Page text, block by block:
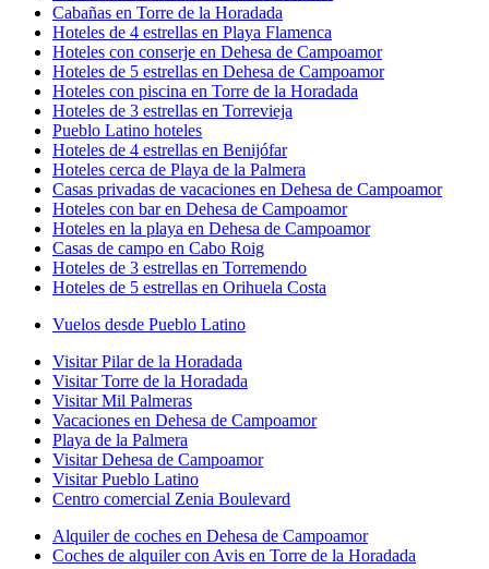
Cabañas en Torre de la Horadada
Hoteles de 4 estrellas en Playa Flamenca
Hoteles con conserje en Dehesa de Campoamor
Hoteles de 5 estrellas en Dehesa de Campoamor
Hoteles con piscina en Torre de la Horadada
Hoteles de 3 estrellas en Torrevieja
Pueblo Latino hoteles
Hoteles de 4 estrellas en Benijófar
Hoteles cerca de Playa de la Palmera
Casas privadas de vacaciones en Dehesa de Campoamor
Hoteles con bar en Dehesa de Campoamor
Hoteles en la playa en Dehesa de Campoamor
Casas de campo en Cabo Roig
Hoteles de 3 estrellas en Torremendo
Hoteles de 5 estrellas en Orihuela Costa
Vuelos desde Pueblo Latino
Visitar Pilar de la Horadada
Visitar Torre de la Horadada
Visitar Mil Palmeras
Vacaciones en Dehesa de Campoamor
Playa de la Palmera
Visitar Dehesa de Campoamor
Visitar Pueblo Latino
Centro comercial Zenia Boulevard
Alquiler de coches en Dehesa de Campoamor
Coches de alquiler con Avis en Torre de la Horadada